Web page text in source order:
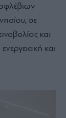
σε
και
και